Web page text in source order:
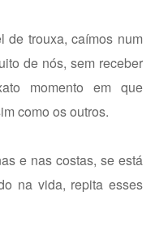
de trouxa, caímos num
de nós, sem receber
momento em que
como os outros.
e nas costas, se está
na vida, repita esses